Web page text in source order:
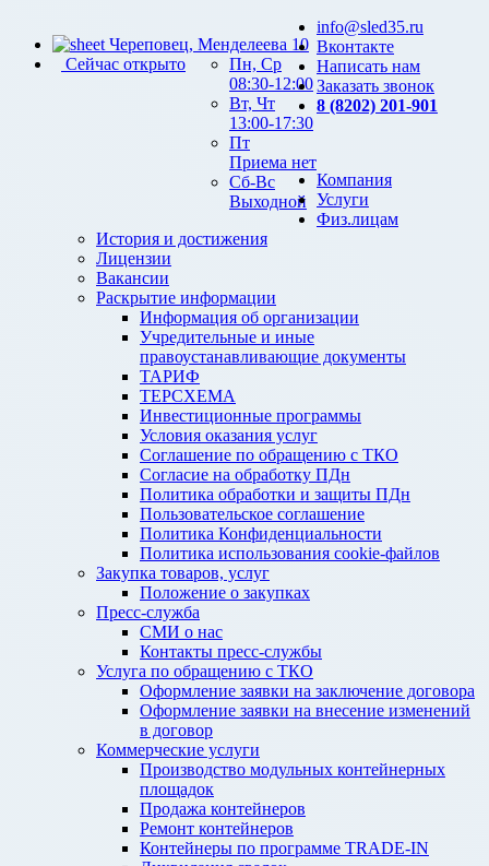
Череповец, Менделеева 10
Сейчас открыто
Пн, Ср
08:30-12:00
Вт, Чт
13:00-17:30
Пт
Приема нет
Сб-Вс
Выходной
info@sled35.ru
Вконтакте
Написать нам
Заказать звонок
8 (8202) 201-901
Компания
История и достижения
Лицензии
Вакансии
Раскрытие информации
Информация об организации
Учредительные и иные
правоустанавливающие документы
ТАРИФ
ТЕРСХЕМА
Инвестиционные программы
Условия оказания услуг
Соглашение по обращению с ТКО
Согласие на обработку ПДн
Политика обработки и защиты ПДн
Пользовательское соглашение
Политика Конфиденциальности
Политика использования cookie-файлов
Закупка товаров, услуг
Положение о закупках
Пресс-служба
СМИ о нас
Контакты пресс-службы
Услуги
Услуга по обращению с ТКО
Оформление заявки на заключение договора
Оформление заявки на внесение изменений
в договор
Коммерческие услуги
Производство модульных контейнерных
площадок
Продажа контейнеров
Ремонт контейнеров
Контейнеры по программе TRADE-IN
Физ.лицам